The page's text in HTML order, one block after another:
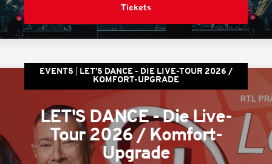
Tickets
EVENTS
LET'S DANCE - DIE LIVE-TOUR 2026 /
KOMFORT-UPGRADE
LET'S DANCE - Die Live-
Tour 2026 / Komfort-
Upgrade